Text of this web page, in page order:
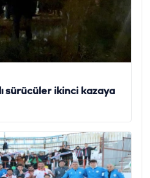
sürücüler ikinci kazaya